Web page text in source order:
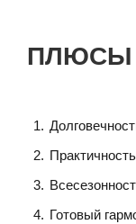
ПЛЮСЫ
Готовый